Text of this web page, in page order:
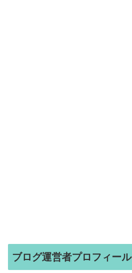
ブログ運営者プロフィール